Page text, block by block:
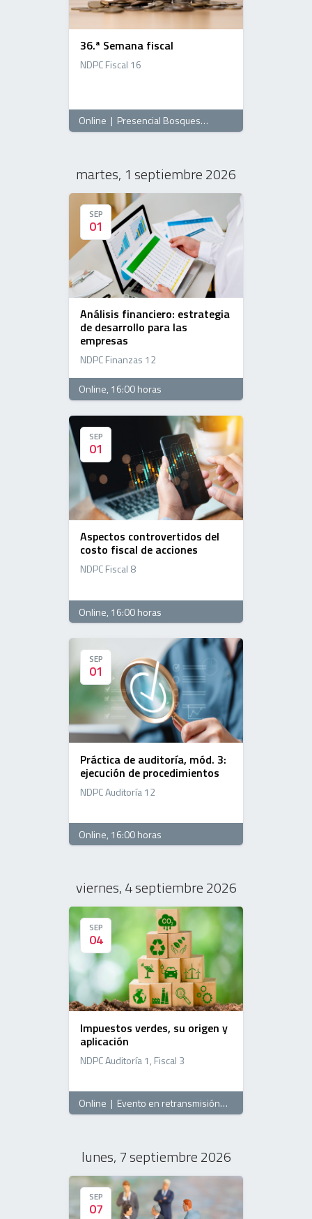
36.ª Semana fiscal
NDPC Fiscal 16
Online | Presencial Bosques, 16:00 horas
martes, 1 septiembre 2026
SEP
01
SEP
01
Análisis financiero: estrategia
de desarrollo para las
empresas
NDPC Finanzas 12
Online, 16:00 horas
SEP
01
SEP
01
Aspectos controvertidos del
costo fiscal de acciones
NDPC Fiscal 8
Online, 16:00 horas
SEP
01
SEP
01
Práctica de auditoría, mód. 3:
ejecución de procedimientos
NDPC Auditoría 12
Online, 16:00 horas
viernes, 4 septiembre 2026
SEP
04
SEP
04
Impuestos verdes, su origen y
aplicación
NDPC Auditoría 1, Fiscal 3
Online | Evento en retransmisión, 09:00 horas
lunes, 7 septiembre 2026
SEP
07
SEP
07